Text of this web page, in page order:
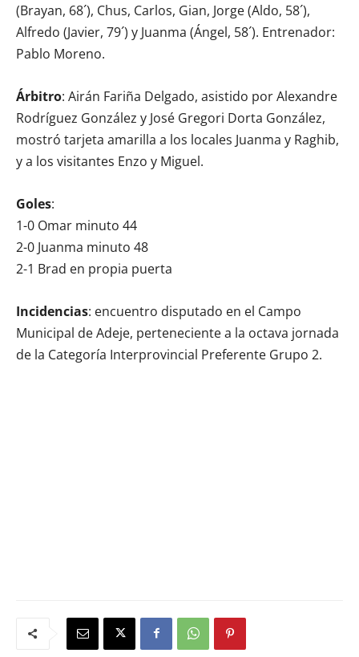
(Brayan, 68´), Chus, Carlos, Gian, Jorge (Aldo, 58´),
Alfredo (Javier, 79´) y Juanma (Ángel, 58´). Entrenador:
Pablo Moreno.
Árbitro: Airán Fariña Delgado, asistido por Alexandre
Rodríguez González y José Gregori Dorta González,
mostró tarjeta amarilla a los locales Juanma y Raghib,
y a los visitantes Enzo y Miguel.
Goles:
1-0 Omar minuto 44
2-0 Juanma minuto 48
2-1 Brad en propia puerta
Incidencias: encuentro disputado en el Campo
Municipal de Adeje, perteneciente a la octava jornada
de la Categoría Interprovincial Preferente Grupo 2.